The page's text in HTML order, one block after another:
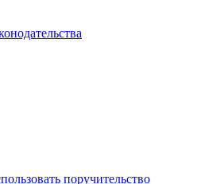
поручительство